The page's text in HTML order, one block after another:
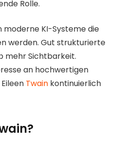
Rolle.
moderne KI-Systeme die
werden. Gut strukturierte
mehr Sichtbarkeit.
an hochwertigen
Twain kontinuierlich